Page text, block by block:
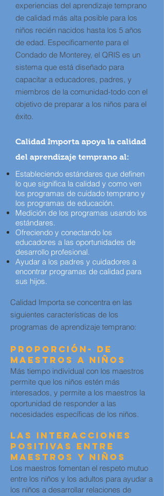
experiencias del aprendizaje temprano
de calidad más alta posible para los
niños recién nacidos hasta los 5 años
de edad. Específicamente para el
Condado de Monterey, el QRIS es un
sistema que está diseñado para
capacitar a educadores, padres, y
miembros de la comunidad-todo con el
objetivo de preparar a los niños para el
éxito.
Calidad Importa apoya la calidad
del aprendizaje temprano al:
Estableciendo estándares que definen
lo que significa la calidad y como ven
los programas de cuidado temprano y
los programas de educación.
Medición de los programas usando los
estándares.
Ofreciendo y conectando los
educadores a las oportunidades de
desarrollo profesional.
Ayudar a los padres y cuidadores a
encontrar programas de calidad para
sus hijos.
Calidad Importa se concentra en las
siguientes características de los
programas de aprendizaje temprano:
Proporción- De
Maestros a Niños
Más tiempo individual con los maestros
permite que los niños estén más
interesados, y permite a los maestros la
oportunidad de responder a las
necesidades específicas de los niños.
Las Interacciones
Positivas entre
Maestros y Niños
Los maestros fomentan el respeto mutuo
entre los niños y los adultos para ayudar a
los niños a desarrollar relaciones de